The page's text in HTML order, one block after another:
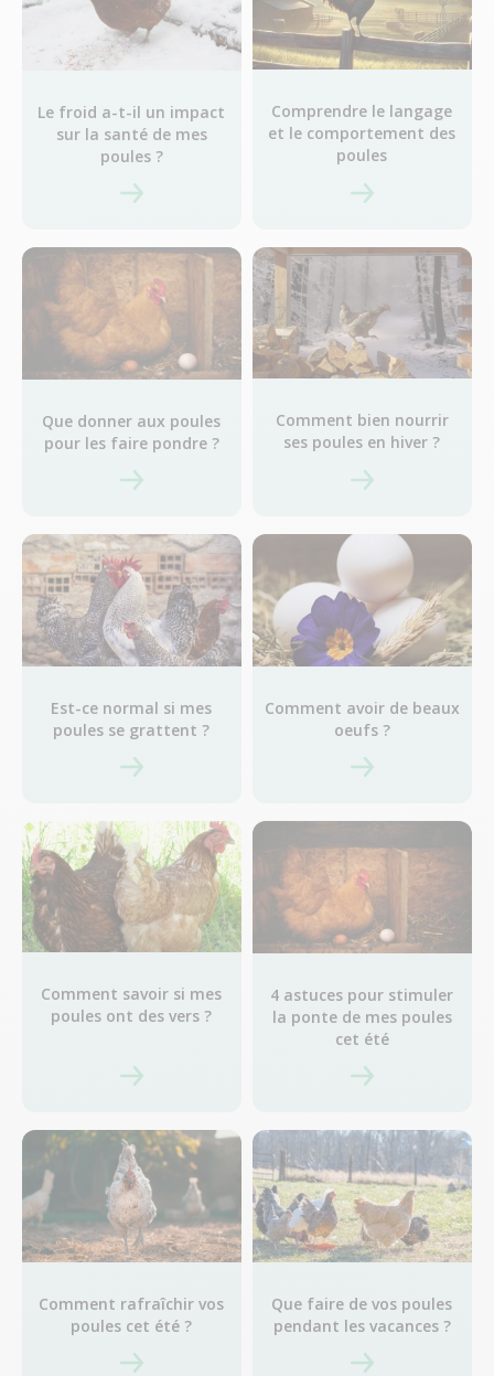
Le froid a-t-il un impact
sur la santé de mes
poules ?
Comprendre le langage
et le comportement des
poules
Que donner aux poules
pour les faire pondre ?
Comment bien nourrir
ses poules en hiver ?
Est-ce normal si mes
poules se grattent ?
Comment avoir de beaux
oeufs ?
Comment savoir si mes
poules ont des vers ?
4 astuces pour stimuler
la ponte de mes poules
cet été
Comment rafraîchir vos
poules cet été ?
Que faire de vos poules
pendant les vacances ?